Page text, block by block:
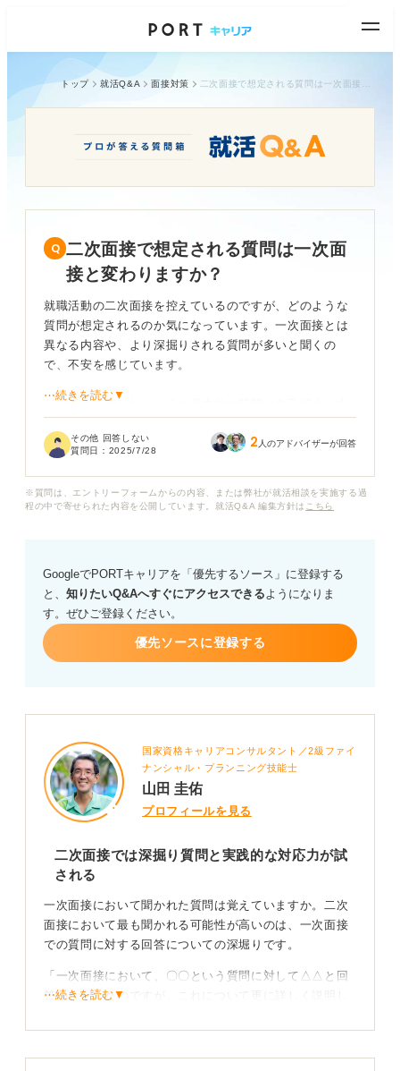
トップ 就活Q&A 面接対策
二次面接で想定される質問は一次面
接と変わりますか？
就職活動の二次面接を控えているのですが、どのような
質問が想定されるのか気になっています。一次面接とは
異なる内容や、より深掘りされる質問が多いと聞くの
で、不安を感じています。
一次面接で聞かれたような基本的な質問（自己紹介、志
しょうか？それとも、より具体的な経験やスキル、入社
二次面接で想定される質問の傾向などあれば教えてださ
い。
⋯続きを読む▼
その他 回答しない
質問日： 2025/7/28 2 人のアドバイザーが回答
※質問は、エントリーフォームからの内容、または弊社が就活相談を実施する過
程の中で寄せられた内容を公開しています。就活Q&A 編集方針は こちら
GoogleでPORTキャリアを「優先するソース」に登録する
と、 知りたいQ&Aへすぐにアクセスできるようになりま
す。ぜひご登録ください。
優先ソースに登録する
国家資格キャリアコンサルタント／2級ファイ
ナンシャル・プランニング技能士
山田 圭佑
プロフィールを見る
二次面接では深掘り質問と実践的な対応力が試
される
一次面接において聞かれた質問は覚えていますか。二次
面接において最も聞かれる可能性が高いのは、一次面接
での質問に対する回答についての深堀りです。
「一次面接において、〇〇という質問に対して△△と回
答いただいたのですが、これについて更に詳しく説明し
きましょう。
⋯続きを読む▼